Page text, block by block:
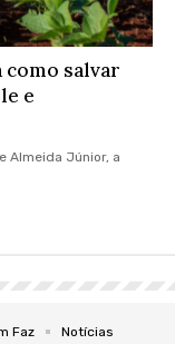
como salvar
e
Almeida Júnior, a
Faz Notícias